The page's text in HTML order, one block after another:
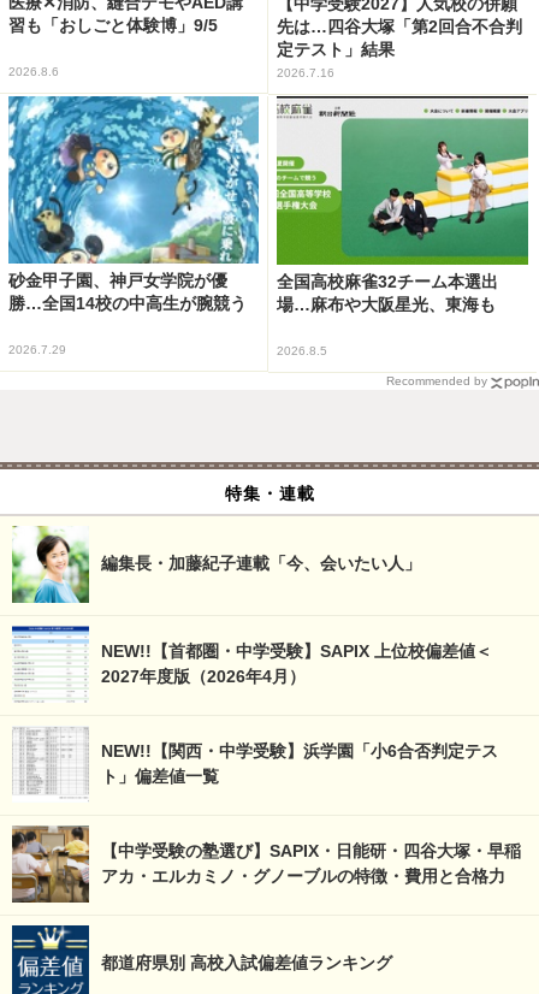
習も「おしごと体験博」9/5
2026.8.6
先は…四谷大塚「第2回合不合判
定テスト」結果
2026.7.16
砂金甲子園、神戸女学院が優
勝…全国14校の中高生が腕競う
2026.7.29
全国高校麻雀32チーム本選出
場…麻布や大阪星光、東海も
2026.8.5
Recommended by
特集・連載
編集長・加藤紀子連載「今、会いたい人」
NEW!!【首都圏・中学受験】SAPIX 上位校偏差値＜
2027年度版（2026年4月）
NEW!!【関西・中学受験】浜学園「小6合否判定テス
ト」偏差値一覧
【中学受験の塾選び】SAPIX・日能研・四谷大塚・早稲
アカ・エルカミノ・グノーブルの特徴・費用と合格力
都道府県別 高校入試偏差値ランキング